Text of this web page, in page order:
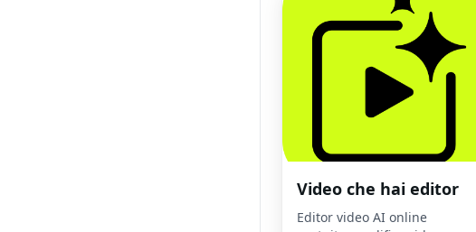
Video che hai editor
Editor video AI online